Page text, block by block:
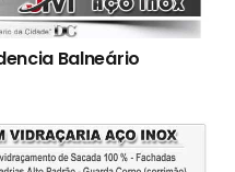
Balneário